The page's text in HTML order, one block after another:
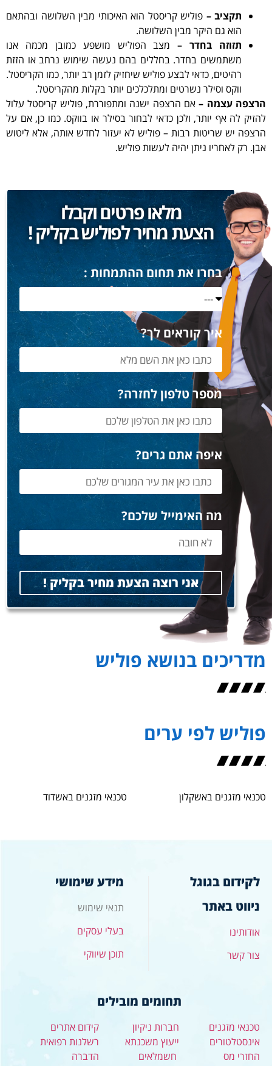
תקציב – פוליש קריסטל הוא האיכותי מבין השלושה ובהתאם
הוא גם היקר מבין השלושה.
תזוזה בחדר –מצב הפוליש מושפע כמובן מכמה אנו
משתמשים בחדר. בחללים בהם נעשה שימוש נרחב או הזזת
רהיטים, כדאי לבצע פוליש שיחזיק לזמן רב יותר, כמו הקריסטל.
ווקס וסילר נשרטים ומתלכלכים יותר בקלות מהקריסטל.
הרצפה עצמה –אם הרצפה ישנה ומתפוררת, פוליש קריסטל עלול
להזיק לה אף יותר, ולכן כדאי לבחור בסילר או בווקס. כמו כן, אם על
הרצפה יש שריטות רבות – פוליש לא יעזור לחדש אותה, אלא ליטוש
אבן. רק לאחריו ניתן יהיה לעשות פוליש.
מלאו פרטים וקבלו
הצעת מחיר לפוליש בקליק !
בחרו את תחום ההתמחות :
איך קוראים לך?
מספר טלפון לחזרה?
איפה אתם גרים?
מה האימייל שלכם?
אני רוצה הצעת מחיר בקליק !
מדריכים בנושא פוליש
פוליש לפי ערים
טכנאי מזגנים באשקלון טכנאי מזגנים באשדוד
לקידום בגוגל
ניווט באתר
אודותינו
צור קשר
מידע שימושי
תנאי שימוש
בעלי עסקים
תוכן שיווקי
תחומים מובילים
טכנאי מזגנים
אינסטלטורים
החזרי מס
חברות ניקיון
ייעוץ משכנתא
חשמלאים
קידום אתרים
רשלנות רפואית
הדברה